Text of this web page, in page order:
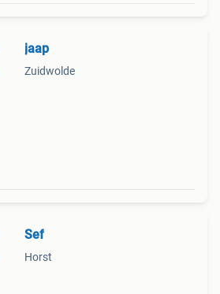
jaap
Zuidwolde
Sef
Horst